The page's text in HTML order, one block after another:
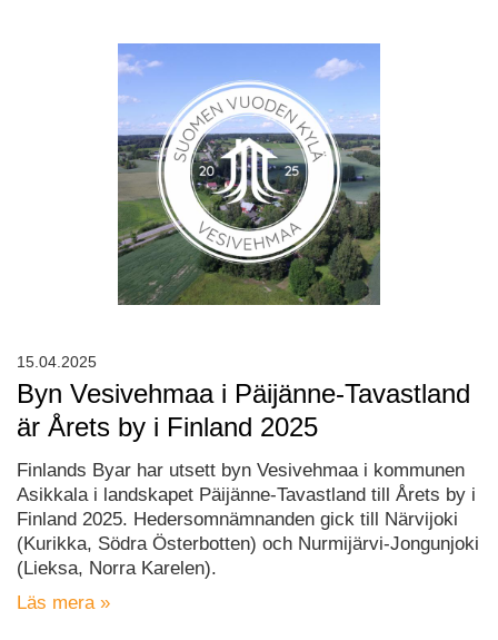
Byn Vesivehmaa i Päijänne-Tavastland
är Årets by i Finland 2025
Finlands Byar har utsett byn Vesivehmaa i kommunen
Asikkala i landskapet Päijänne-Tavastland till Årets by i
Finland 2025. Hedersomnämnanden gick till Närvijoki
(Kurikka, Södra Österbotten) och Nurmijärvi-Jongunjoki
(Lieksa, Norra Karelen).
Läs mera »
15.04.2025